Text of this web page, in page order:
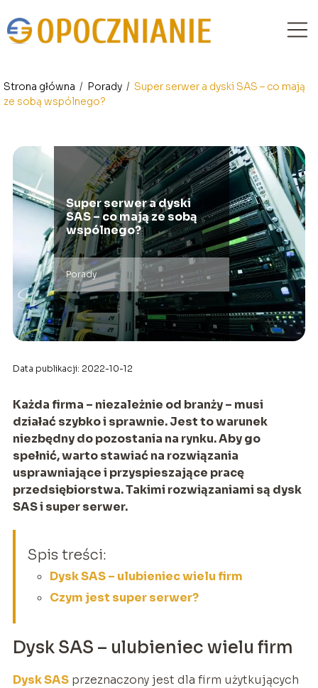
Strona główna / Porady / Super serwer a dyski SAS – co mają
ze sobą wspólnego?
Super serwer a dyski
SAS – co mają ze sobą
wspólnego?
Porady
Data publikacji: 2022-10-12
Każda firma – niezależnie od branży – musi
działać szybko i sprawnie. Jest to warunek
niezbędny do pozostania na rynku. Aby go
spełnić, warto stawiać na rozwiązania
usprawniające i przyspieszające pracę
przedsiębiorstwa. Takimi rozwiązaniami są dysk
SAS i super serwer.
Spis treści:
Dysk SAS – ulubieniec wielu firm
Czym jest super serwer?
Dysk SAS – ulubieniec wielu firm
Dysk SASprzeznaczony jest dla firm użytkujących